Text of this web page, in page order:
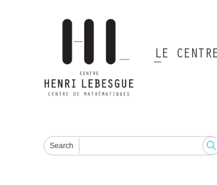
Main
LE
Search